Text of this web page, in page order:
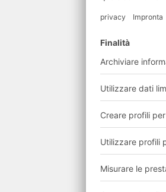
BITO Academy per la